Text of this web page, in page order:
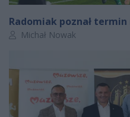
Radomiak poznał
Autor artykułu:
Michał Nowak